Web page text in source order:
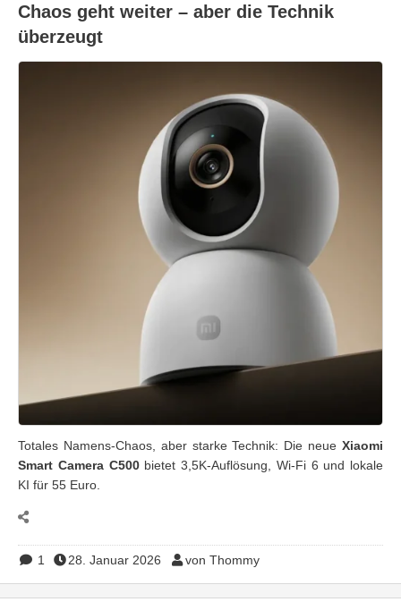
Chaos geht weiter – aber die Technik
überzeugt
Totales Namens-Chaos, aber starke Technik: Die neue Xiaomi
Smart Camera C500bietet 3,5K-Auflösung, Wi-Fi 6 und lokale
KI für 55 Euro.
1 28. Januar 2026 von Thommy